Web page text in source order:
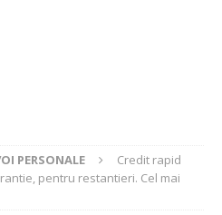
PERSONALE
Credit rapid
pentru restantieri. Cel mai